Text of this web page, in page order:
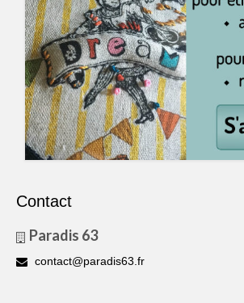
Contact
Paradis 63
contact@paradis63.fr